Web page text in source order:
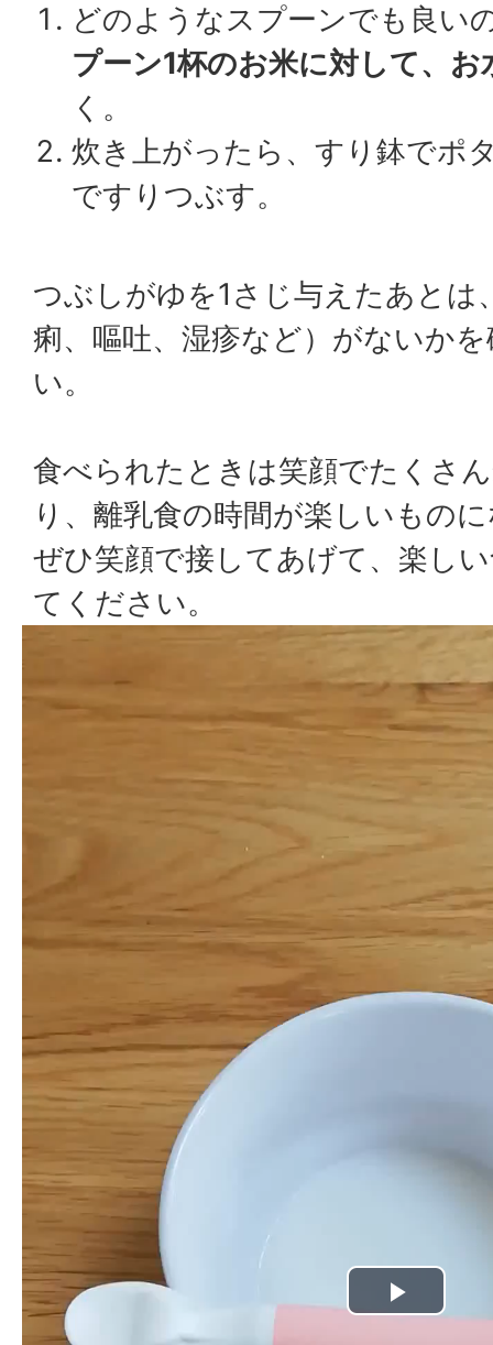
どのようなスプーンでも良い
プーン1杯のお米に対して、お
く。
炊き上がったら、すり鉢でポ
ですりつぶす。
つぶしがゆを1さじ与えたあとは
痢、嘔吐、湿疹など）がないか
い。
食べられたときは笑顔でたくさ
り、離乳食の時間が楽しいもの
ぜひ笑顔で接してあげて、楽し
てください。
Play